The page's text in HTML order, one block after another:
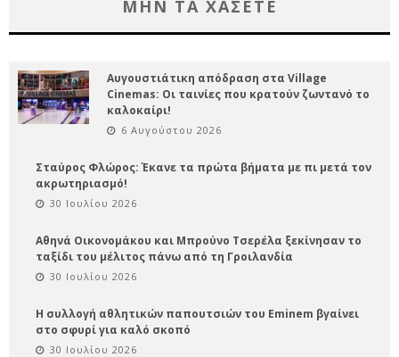
ΜΗΝ ΤΑ ΧΑΣΕΤΕ
Αυγουστιάτικη απόδραση στα Village
Cinemas: Οι ταινίες που κρατούν ζωντανό το
καλοκαίρι!
6 Αυγούστου 2026
Σταύρος Φλώρος: Έκανε τα πρώτα βήματα με πι μετά τον
ακρωτηριασμό!
30 Ιουλίου 2026
Αθηνά Οικονομάκου και Μπρούνο Τσερέλα ξεκίνησαν το
ταξίδι του μέλιτος πάνω από τη Γροιλανδία
30 Ιουλίου 2026
Η συλλογή αθλητικών παπουτσιών του Eminem βγαίνει
στο σφυρί για καλό σκοπό
30 Ιουλίου 2026